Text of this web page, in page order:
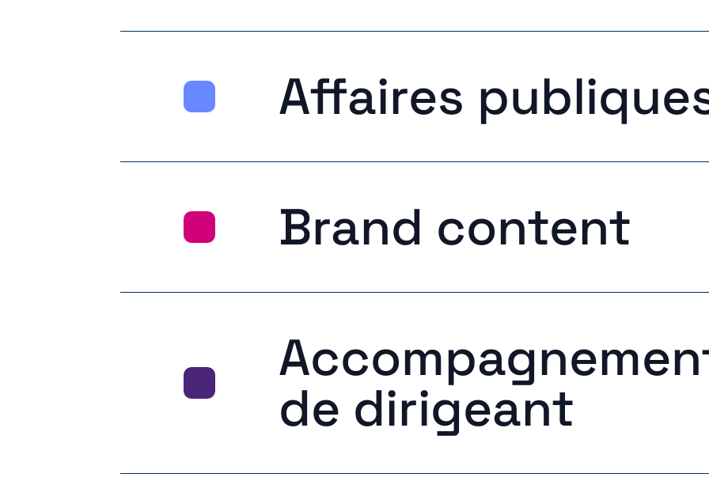
Affaires
Brand content
de dirigeant